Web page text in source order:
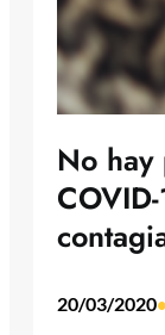
No
20/03/2020•